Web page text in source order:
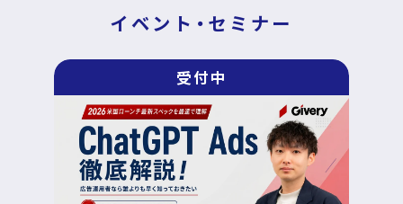
DECA Cloud
DECA オンライン接客
DECA カスタマーサポート
お問い合わせ
パートナープログラム
イベント・セミナー
受付中